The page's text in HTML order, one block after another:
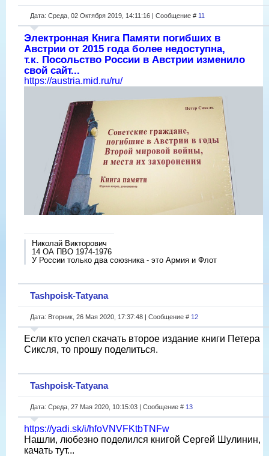
Дата: Среда, 02 Октября 2019, 14:11:16 | Сообщение # 11
Электронная Книга Памяти погибших в
Австрии от 2015 года более недоступна,
т.к. Посольство России в Австрии изменило
свой сайт...
https://austria.mid.ru/ru/
Николай Викторович
14 ОА ПВО 1974-1976
У России только два союзника - это Армия и Флот
Tashpoisk-Tatyana
Дата: Вторник, 26 Мая 2020, 17:37:48 | Сообщение # 12
Если кто успел скачать второе издание книги Петера
Сиксля, то прошу поделиться.
Tashpoisk-Tatyana
Дата: Среда, 27 Мая 2020, 10:15:03 | Сообщение # 13
https://yadi.sk/i/hfoVNVFKtbTNFw
Нашли, любезно поделился книгой Сергей Шулинин,
качать тут...